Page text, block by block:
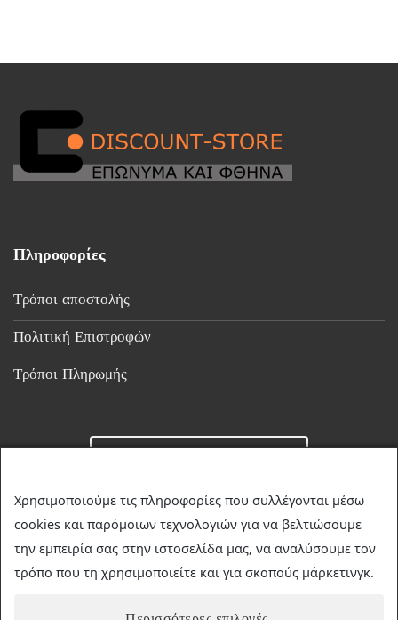
Πληροφορίες
Τρόποι αποστολής
Πολιτική Επιστροφών
Τρόποι Πληρωμής
☎23510 36349
discountstore.gr@gmail.com
Χρησιμοποιούμε τις πληροφορίες που συλλέγονται μέσω
cookies και παρόμοιων τεχνολογιών για να βελτιώσουμε
την εμπειρία σας στην ιστοσελίδα μας, να αναλύσουμε τον
τρόπο που τη χρησιμοποιείτε και για σκοπούς μάρκετινγκ.